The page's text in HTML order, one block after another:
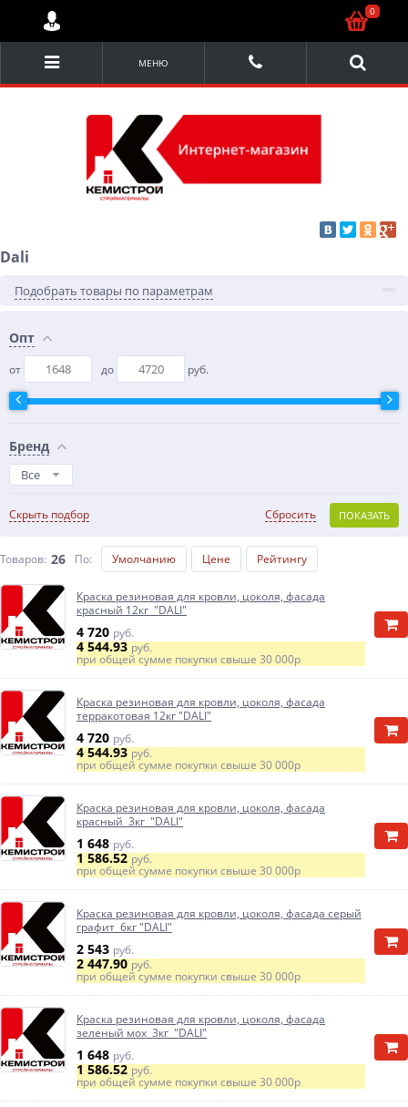
МЕНЮ
Dali
Подобрать товары по параметрам
Опт
от до руб.
Бренд
Все
Скрыть подбор ПОКАЗАТЬ
Сбросить
Товаров: 26 По: Умолчанию Цене Рейтингу
Краска резиновая для кровли, цоколя, фасада
красный 12кг "DALI"
4 720 руб.
4 544.93руб.
при общей сумме покупки свыше 30 000р
Краска резиновая для кровли, цоколя, фасада
терракотовая 12кг "DALI"
4 720 руб.
4 544.93руб.
при общей сумме покупки свыше 30 000р
Краска резиновая для кровли, цоколя, фасада
красный 3кг "DALI"
1 648 руб.
1 586.52руб.
при общей сумме покупки свыше 30 000р
Краска резиновая для кровли, цоколя, фасада серый
графит 6кг "DALI"
2 543 руб.
2 447.90руб.
при общей сумме покупки свыше 30 000р
Краска резиновая для кровли, цоколя, фасада
зеленый мох 3кг "DALI"
1 648 руб.
1 586.52руб.
при общей сумме покупки свыше 30 000р
0